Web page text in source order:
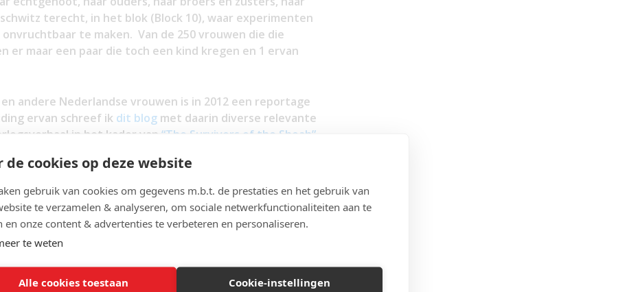
de cookies op deze website
gebruik van cookies om gegevens m.b.t. de prestaties en het gebruik van
te verzamelen & analyseren, om sociale netwerkfunctionaliteiten aan te
en onze content & advertenties te verbeteren en personaliseren.
te weten
Alle cookies toestaan Cookie-instellingen
terecht, in het blok (Block 10), waar experimenten
te maken. Van de 250 vrouwen die die
er maar een paar die toch een kind kregen en 1 ervan
en andere Nederlandse vrouwen is in 2012 een reportage
ervan schreef ik dit blogmet daarin diverse relevante
in het kader van “The Survivors of the Shoah”.
met haar zwager Sam, die zijn vrouw ook in de oorlog
kregen ze hun zoon Maurice. Haar leven draaide vanaf
en zoon. Een harmonieus gezin, waar vrijwel nooit ruzie
de wijze waarop ze haar centrale rol oppakte. Sam
week al om 5 uur ’s ochtends naar zijn werk.